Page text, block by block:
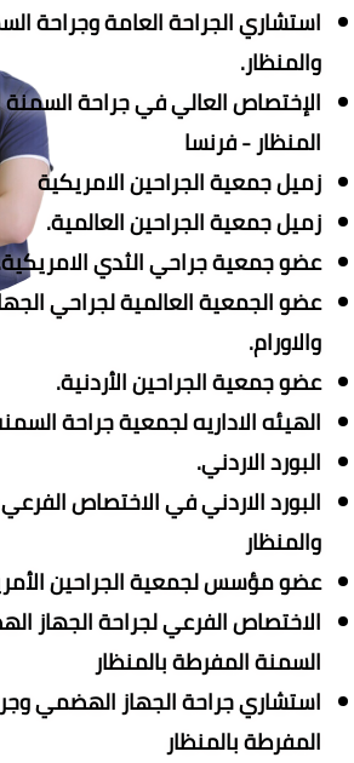
استشاري الجراحة العامة وجراحة
والمنظار.
الإختصاص العالي في جراحة
المنظار - فرنسا
زميل جمعية الجراحين الامريكية
زميل جمعية الجراحين العالمية.
عضو جمعية جراحي الثدي
عضو الجمعية العالمية لجراحي
والاورام.
عضو جمعية الجراحين الأردنية.
الهيئه الاداريه لجمعية جراحة
البورد الاردني.
البورد الاردني في الاختصاص
والمنظار
عضو مؤسس لجمعية الجراحين
الاختصاص الفرعي لجراحة الجهاز
السمنة المفرطة بالمنظار
استشاري جراحة الجهاز الهضمي
المفرطة بالمنظار